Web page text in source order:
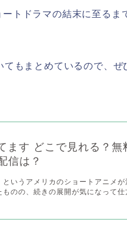
ートドラマの結末に至るま
もまとめているので、ぜ
ます どこで見れる？無
信は？
というアメリカのショートアニメが
のの、続きの展開が気になって仕